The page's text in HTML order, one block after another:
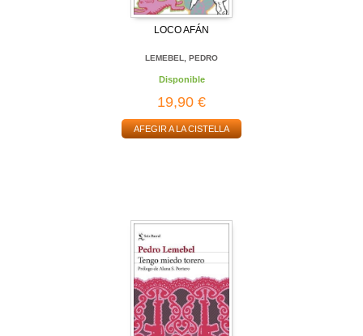
LOCO AFÁN
LEMEBEL, PEDRO
Disponible
19,90 €
AFEGIR A LA CISTELLA